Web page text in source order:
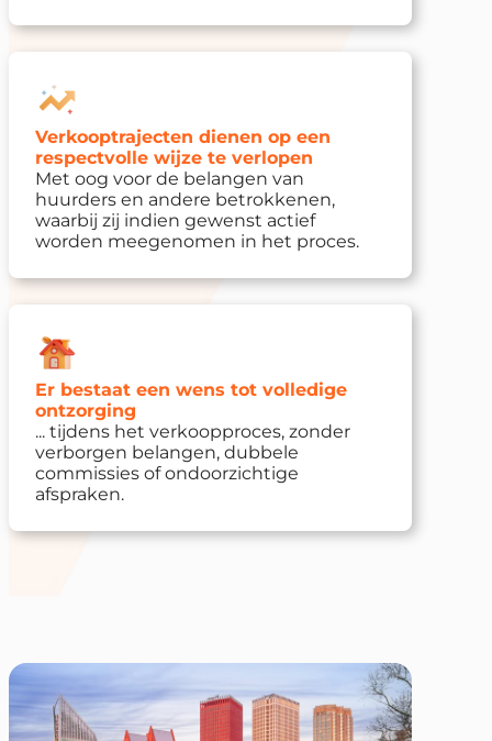
Verkooptrajecten dienen op een
respectvolle wijze te verlopen
Met oog voor de belangen van
huurders en andere betrokkenen,
waarbij zij indien gewenst actief
worden meegenomen in het proces.
Er bestaat een wens tot volledige
ontzorging
... tijdens het verkoopproces, zonder
verborgen belangen, dubbele
commissies of ondoorzichtige
afspraken.